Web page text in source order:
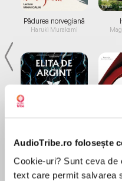
AudioTribe.ro folosește
Cookie-uri? Sunt ceva
text care permit salvarea
Pădurea norvegiană
Haruki Murakami
de...
Dani Francis